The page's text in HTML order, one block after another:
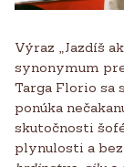
Výraz „Jazdíš
synonymum
Targa Florio sa
ponúka
skutočnosti
plynulosti a